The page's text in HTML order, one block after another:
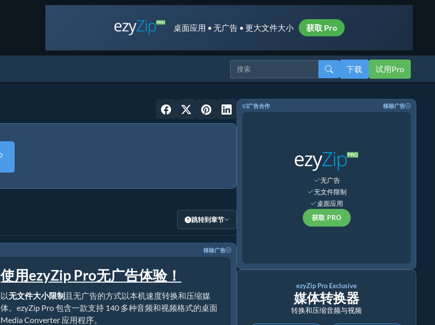
桌面应用 • 无广告 • 更大文件大小 获取 Pro
下载 试用Pro
跳转到章节
移除广告
使用ezyZip Pro无广告体验！
以无文件大小限制且无广告的方式以本机速度转换和压缩媒
体。ezyZip Pro 包含一款支持 140 多种音频和视频格式的桌面
Media Converter 应用程序。
广告合作 移除广告
无广告
无文件限制
桌面应用
获取 PRO
ezyZip Pro Exclusive
媒体转换器
转换和压缩音频与视频